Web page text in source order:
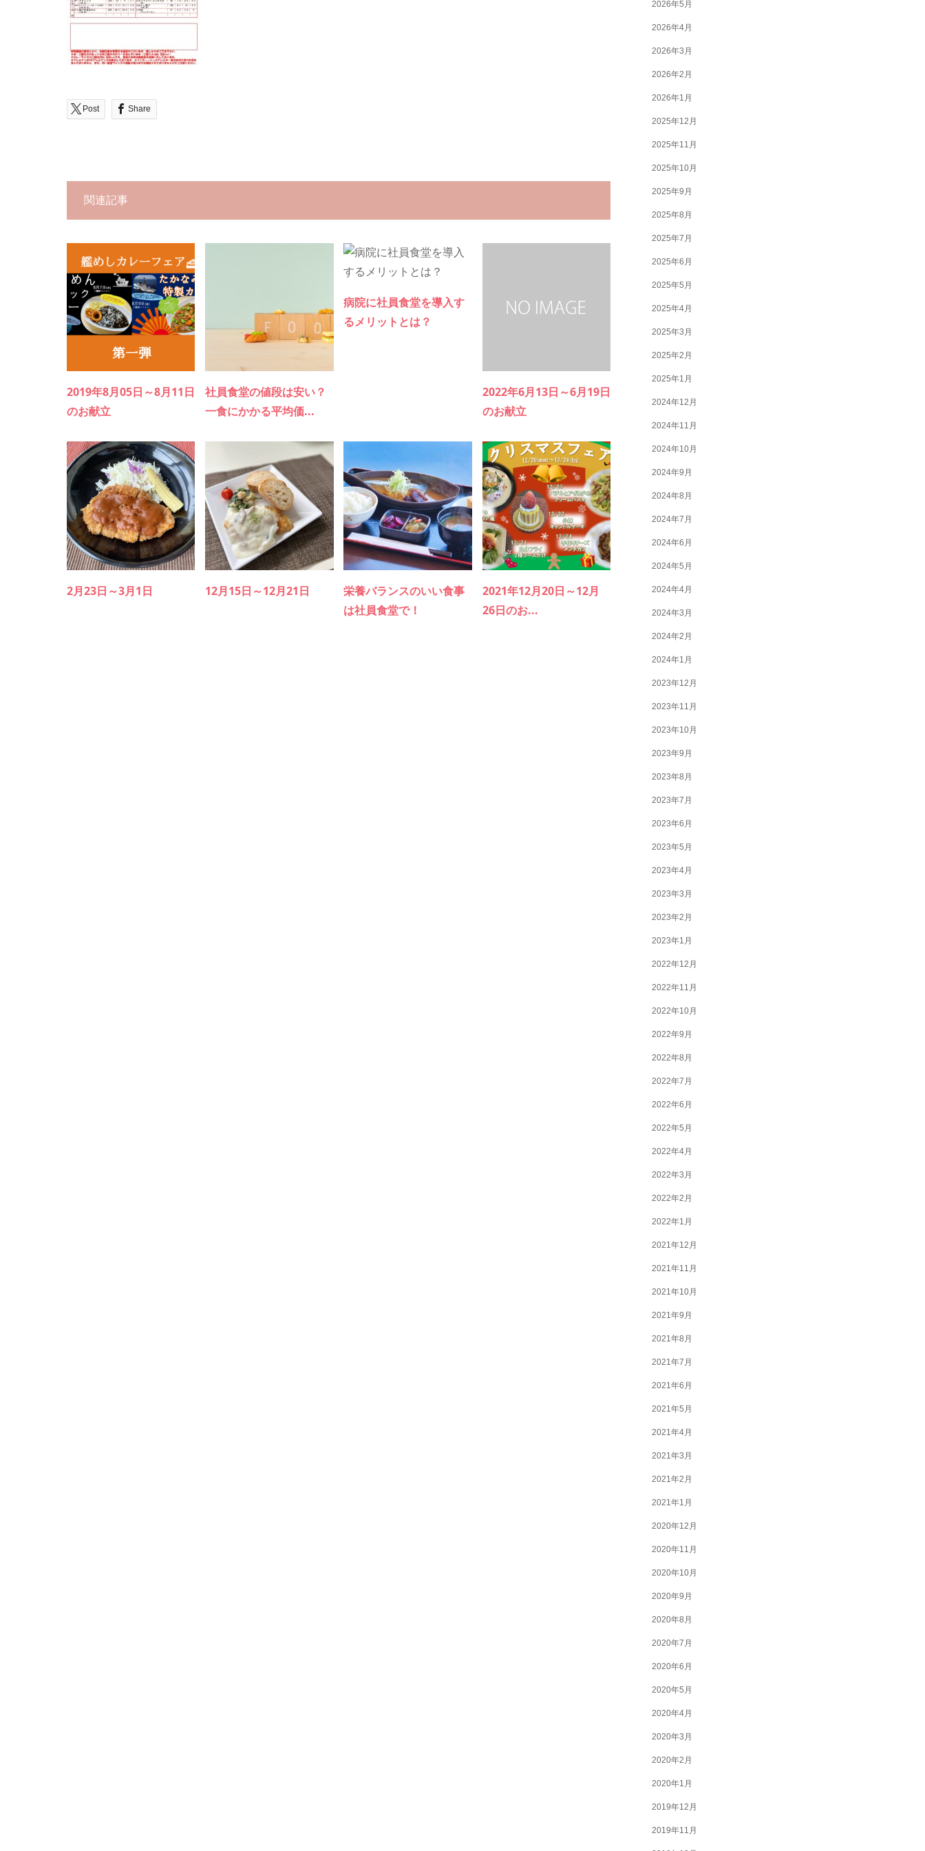
Post Share
関連記事
2019年8月05日～8月11日
のお献立
社員食堂の値段は安い？
一食にかかる平均価...
病院に社員食堂を導入す
るメリットとは？
2022年6月13日～6月19日
のお献立
2月23日～3月1日 12月15日～12月21日
栄養バランスのいい食事
は社員食堂で！
2021年12月20日～12月
26日のお...
2026年5月
2026年4月
2026年3月
2026年2月
2026年1月
2025年12月
2025年11月
2025年10月
2025年9月
2025年8月
2025年7月
2025年6月
2025年5月
2025年4月
2025年3月
2025年2月
2025年1月
2024年12月
2024年11月
2024年10月
2024年9月
2024年8月
2024年7月
2024年6月
2024年5月
2024年4月
2024年3月
2024年2月
2024年1月
2023年12月
2023年11月
2023年10月
2023年9月
2023年8月
2023年7月
2023年6月
2023年5月
2023年4月
2023年3月
2023年2月
2023年1月
2022年12月
2022年11月
2022年10月
2022年9月
2022年8月
2022年7月
2022年6月
2022年5月
2022年4月
2022年3月
2022年2月
2022年1月
2021年12月
2021年11月
2021年10月
2021年9月
2021年8月
2021年7月
2021年6月
2021年5月
2021年4月
2021年3月
2021年2月
2021年1月
2020年12月
2020年11月
2020年10月
2020年9月
2020年8月
2020年7月
2020年6月
2020年5月
2020年4月
2020年3月
2020年2月
2020年1月
2019年12月
2019年11月